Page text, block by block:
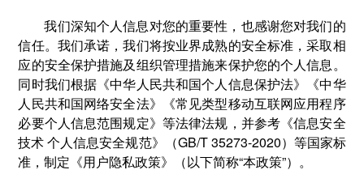
我们深知个人信息对您的重要性，也感谢您对我们的
信任。我们承诺，我们将按业界成熟的安全标准，采取相
应的安全保护措施及组织管理措施来保护您的个人信息。
同时我们根据《中华人民共和国个人信息保护法》《中华
人民共和国网络安全法》《常见类型移动互联网应用程序
必要个人信息范围规定》等法律法规，并参考《信息安全
技术 个人信息安全规范》（GB/T 35273-2020）等国家标
准，制定《用户隐私政策》（以下简称“本政策”）。